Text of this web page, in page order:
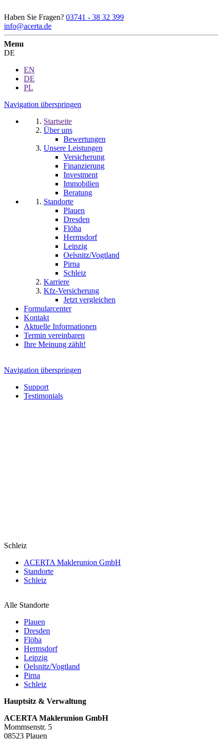
Haben Sie Fragen? 03741 - 38 32 399
info@acerta.de
Menu
DE
EN
DE
PL
Navigation überspringen
Startseite
Über uns
Bewertungen
Unsere Leistungen
Versicherung
Finanzierung
Investment
Immobilien
Beratung
Standorte
Plauen
Dresden
Flöha
Hermsdorf
Leipzig
Oelsnitz/Vogtland
Pirna
Schleiz
Karriere
Kfz-Versicherung
Jetzt vergleichen
Formularcenter
Kontakt
Aktuelle Informationen
Termin vereinbaren
Ihre Meinung zählt!
Navigation überspringen
Support
Testimonials
Schleiz
ACERTA Maklerunion GmbH
Standorte
Schleiz
Alle Standorte
Plauen
Dresden
Flöha
Hermsdorf
Leipzig
Oelsnitz/Vogtland
Pirna
Schleiz
Hauptsitz & Verwaltung
ACERTA Maklerunion GmbH
Mommsenstr. 5
08523 Plauen